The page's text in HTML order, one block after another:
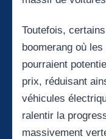
Toutefois,
boomerang où
pourraient
prix, réduisant
véhicules
ralentir la
massivement